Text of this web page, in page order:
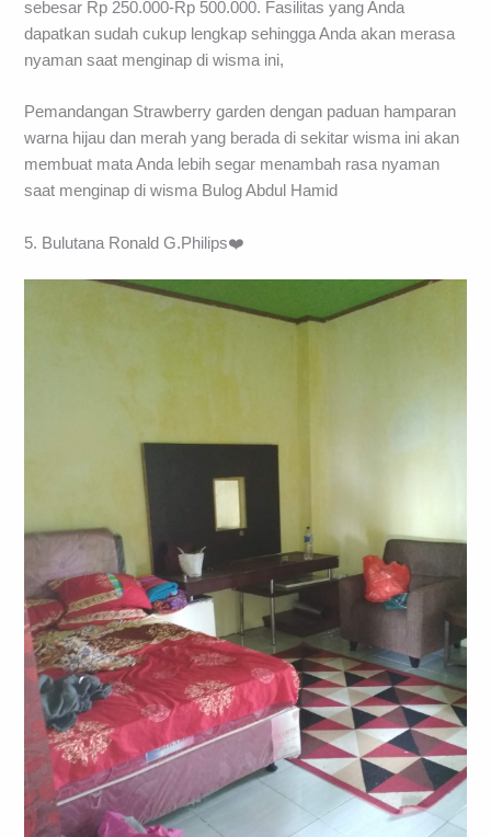
sebesar Rp 250.000-Rp 500.000. Fasilitas yang Anda
dapatkan sudah cukup lengkap sehingga Anda akan merasa
nyaman saat menginap di wisma ini,
Pemandangan Strawberry garden dengan paduan hamparan
warna hijau dan merah yang berada di sekitar wisma ini akan
membuat mata Anda lebih segar menambah rasa nyaman
saat menginap di wisma Bulog Abdul Hamid
5. Bulutana Ronald G.Philips❤️